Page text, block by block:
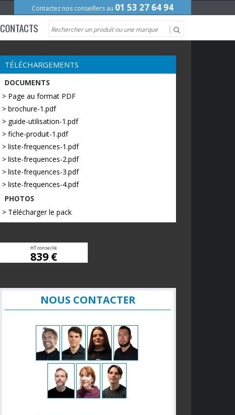
Contactez nos conseillers au 01 53 27 64 94
CONTACTS
TÉLÉCHARGEMENTS
DOCUMENTS
> Page au format PDF
> brochure-1.pdf
> guide-utilisation-1.pdf
> fiche-produit-1.pdf
> liste-frequences-1.pdf
> liste-frequences-2.pdf
> liste-frequences-3.pdf
> liste-frequences-4.pdf
PHOTOS
> Télécharger le pack
HT conseillé
839 €
NOUS CONTACTER